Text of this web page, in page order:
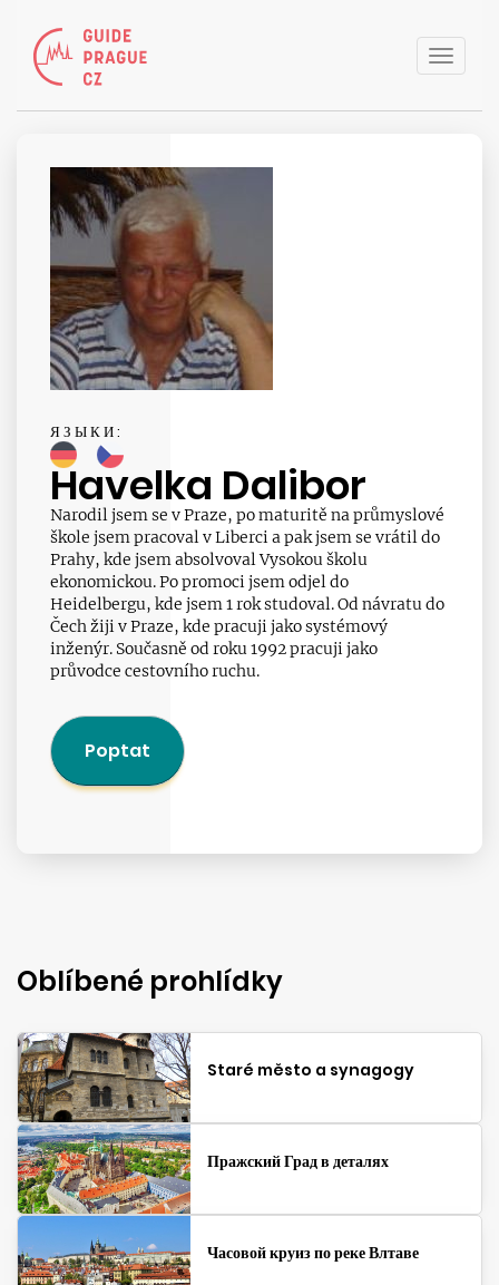
Toggle
ЯЗЫКИ:
Havelka Dalibor
Narodil jsem se v Praze, po maturitě na průmyslové
škole jsem pracoval v Liberci a pak jsem se vrátil do
Prahy, kde jsem absolvoval Vysokou školu
ekonomickou. Po promoci jsem odjel do
Heidelbergu, kde jsem 1 rok studoval. Od návratu do
Čech žiji v Praze, kde pracuji jako systémový
inženýr. Současně od roku 1992 pracuji jako
průvodce cestovního ruchu.
Poptat
Oblíbené prohlídky
Staré město a synagogy
Пражский Град в деталях
Часовой круиз по реке Влтаве